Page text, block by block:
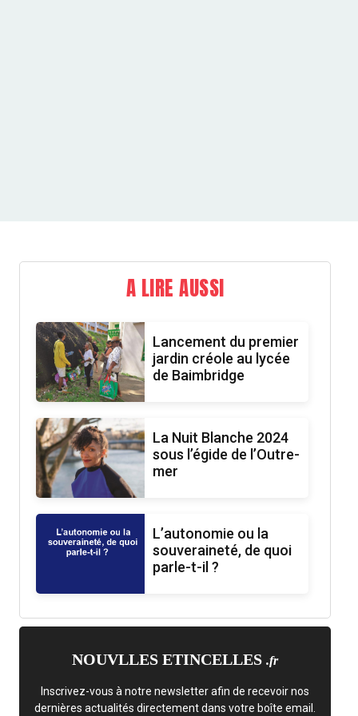
A LIRE AUSSI
Lancement du premier
jardin créole au lycée
de Baimbridge
La Nuit Blanche 2024
sous l’égide de l’Outre-
mer
L’autonomie ou la
souveraineté, de quoi
parle-t-il ?
NOUVLLES ETINCELLES .fr
Inscrivez-vous à notre newsletter afin de recevoir nos
dernières actualités directement dans votre boîte email.